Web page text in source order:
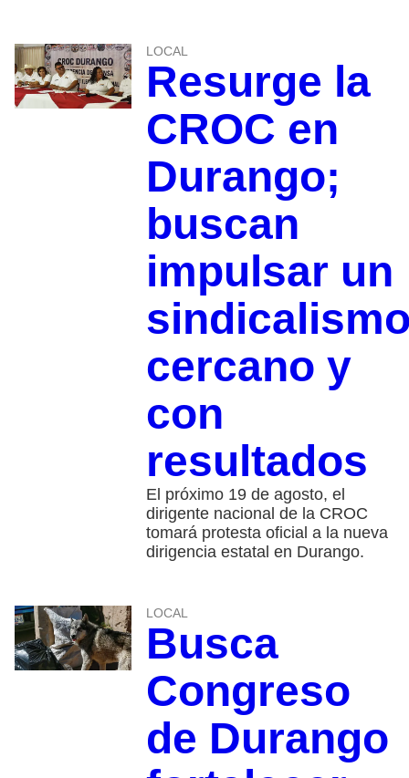
LOCAL
Resurge la
CROC en
Durango;
buscan
impulsar un
cercano y
con
resultados
El próximo 19 de agosto, el
dirigente nacional de la CROC
tomará protesta oficial a la nueva
dirigencia estatal en Durango.
LOCAL
Busca
Congreso
de Durango